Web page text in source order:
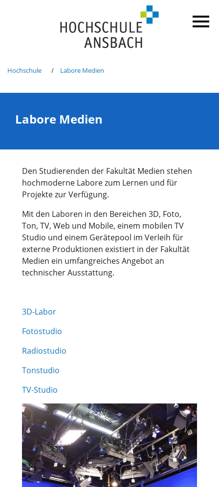
Hochschule Labore Medien
Labore Medien
Den Studierenden der Fakultät Medien stehen
hochmoderne Labore zum Lernen und für
Projekte zur Verfügung.
Mit den Laboren in den Bereichen 3D, Foto,
Ton, TV, Web und Mobile, einem mobilen TV
Studio und einem Gerätepool im Verleih für
externe Produktionen existiert in der Fakultät
Medien ein umfangreiches Angebot an
technischer Ausstattung.
3D-Labor
Fotostudio
Radiostudio
Tonstudio
TV-Studio